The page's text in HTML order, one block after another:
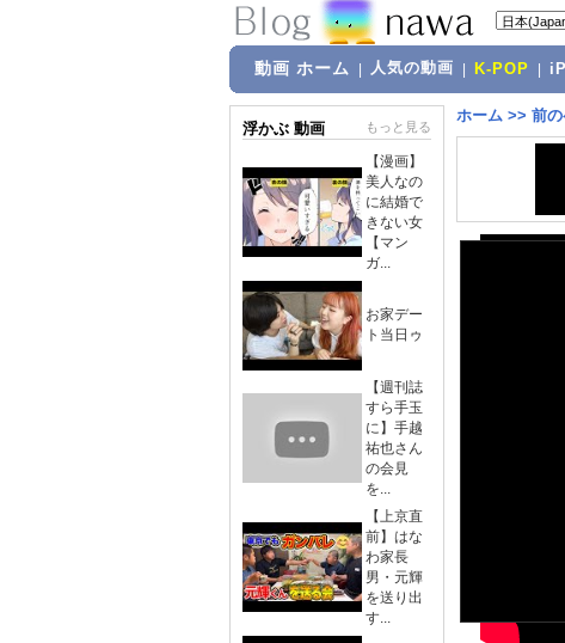
動画 ホーム 人気の動画 K-POP
浮かぶ 動画 もっと見る
【漫画】
美人なの
に結婚で
きない女
【マン
ガ...
お家デー
ト当日ゥ
【週刊誌
すら手玉
に】手越
祐也さん
の会見
を...
【上京直
前】はな
わ家長
男・元輝
を送り出
す...
ホーム >> 前